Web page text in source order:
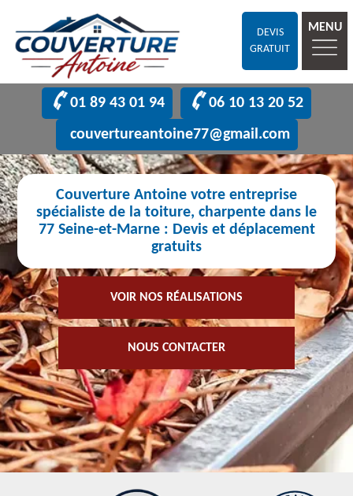
DEVIS
GRATUIT
MENU
01 89 43 01 94
06 10 13 20 52
couvertureantoine77@gmail.com
Couverture Antoine votre entreprise
spécialiste de la toiture, charpente dans le
77 Seine-et-Marne : Devis et déplacement
gratuits
VOIR NOS RÉALISATIONS
NOUS CONTACTER